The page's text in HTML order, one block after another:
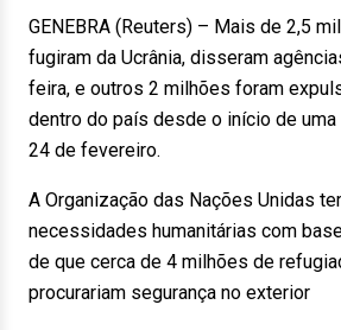
GENEBRA (Reuters) – Mais de 2,5
fugiram da Ucrânia, disseram
feira, e outros 2 milhões foram
dentro do país desde o início de
24 de fevereiro.
A Organização das Nações Unidas
necessidades humanitárias com
de que cerca de 4 milhões de
procurariam segurança no exterior